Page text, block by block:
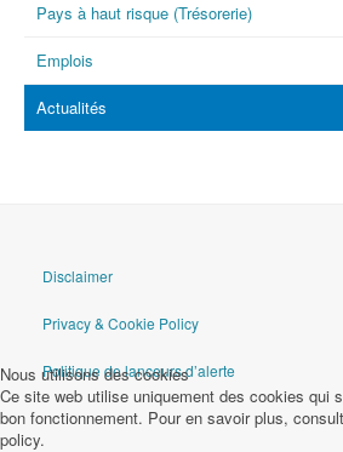
Pays à haut risque (Trésorerie)
Emplois
Actualités
Disclaimer
Privacy & Cookie Policy
Politique de lanceurs d’alerte
Nous utilisons des cookies
Ce site web utilise uniquement des cookies qui
bon fonctionnement. Pour en savoir plus,
policy.